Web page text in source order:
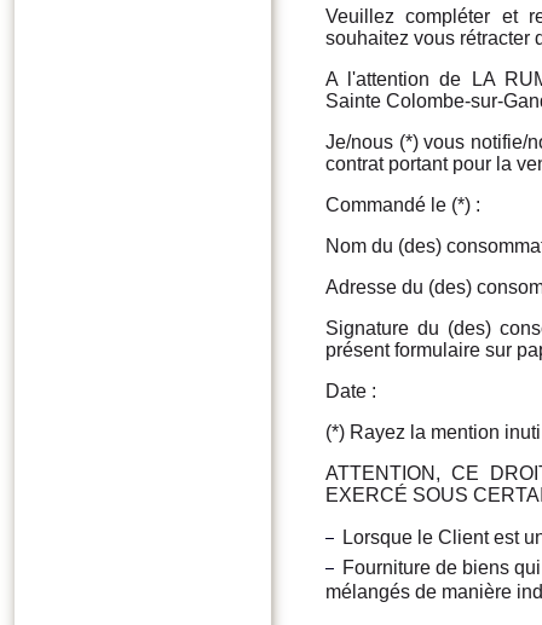
Veuillez compléter et
souhaitez vous rétracter
A l'attention de LA
Sainte Colombe-sur-
Je/nous (*) vous notifie/
contrat portant pour la
Commandé le (*) :
Nom du (des)
Adresse du (des)
Signature du (des)
présent formulaire sur
Date :
(*) Rayez la mention
ATTENTION, CE
EXERCÉ SOUS
Lorsque le Client est
Fourniture de biens
mélangés de manière